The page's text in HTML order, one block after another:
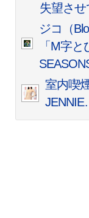
失望させ
ジコ（
「M字
室内喫